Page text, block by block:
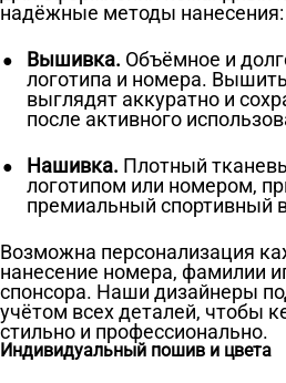
надёжные методы нанесения:
Вышивка. Объёмное и
логотипа и номера.
выглядят аккуратно и
после активного
Нашивка. Плотный
логотипом или номером,
премиальный спортивный
Возможна персонализация
нанесение номера, фамилии
спонсора. Наши дизайнеры
учётом всех деталей, чтобы
стильно и профессионально.
Индивидуальный пошив и цвета